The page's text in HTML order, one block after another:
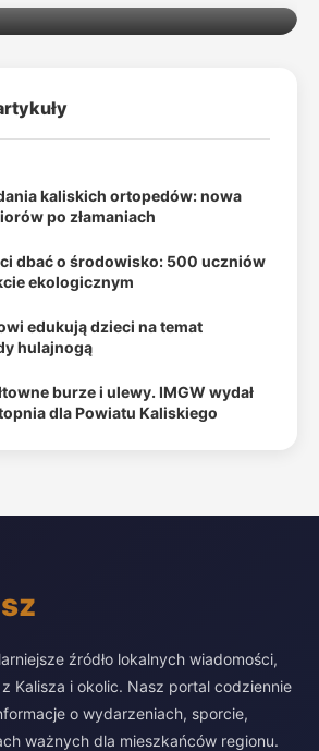
kaliskich ortopedów: nowa
po złamaniach
dbać o środowisko: 500 uczniów
ekologicznym
edukują dzieci na temat
hulajnogą
burze i ulewy. IMGW wydał
dla Powiatu Kaliskiego
źródło lokalnych wiadomości,
Kalisza i okolic. Nasz portal codziennie
o wydarzeniach, sporcie,
ważnych dla mieszkańców regionu.